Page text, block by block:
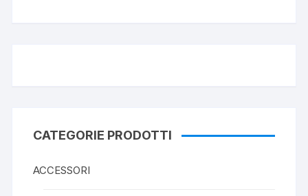
CATEGORIE PRODOTTI
ACCESSORI